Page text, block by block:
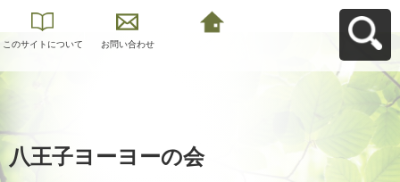
このサイトについて お問い合わせ
八王子ヨーヨーの会